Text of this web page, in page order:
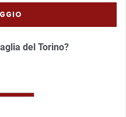
del Torino?